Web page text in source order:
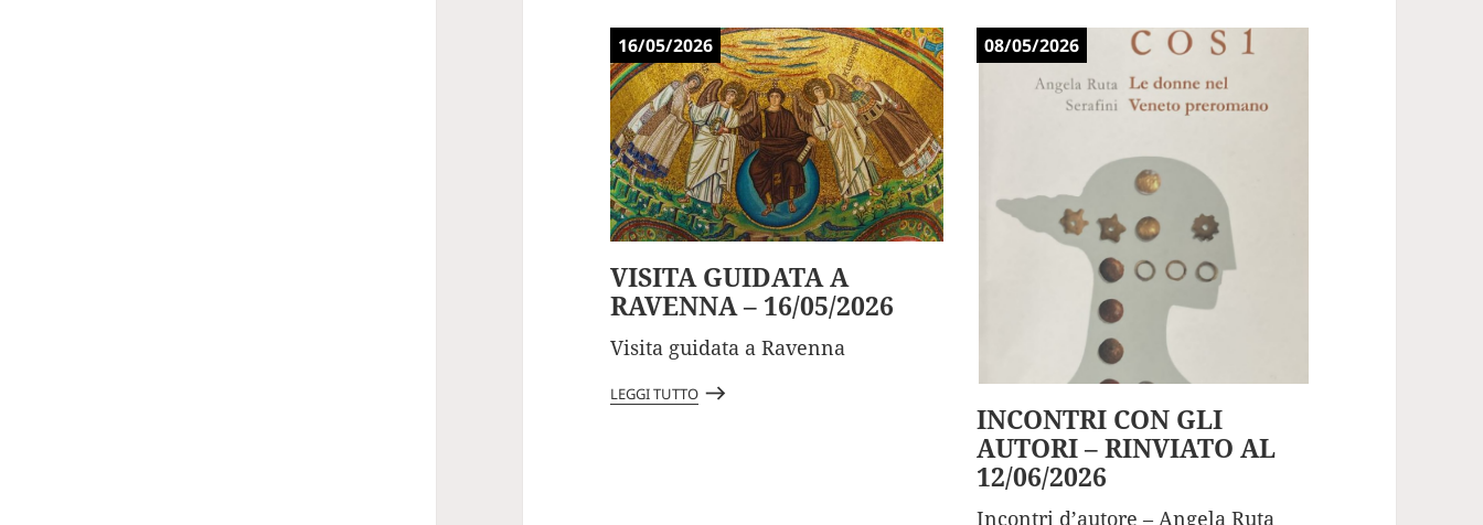
16/05/2026
VISITA GUIDATA A
RAVENNA – 16/05/2026
Visita guidata a Ravenna
LEGGI TUTTO east
08/05/2026
INCONTRI CON GLI
AUTORI – RINVIATO AL
12/06/2026
Incontri d’autore – Angela Ruta